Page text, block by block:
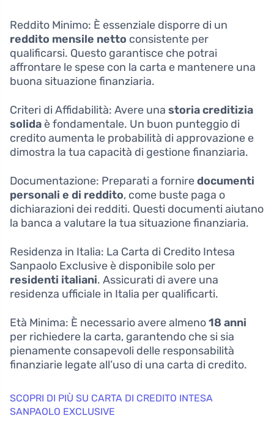
Reddito Minimo: È essenziale disporre di un
reddito mensile netto consistente per
qualificarsi. Questo garantisce che potrai
affrontare le spese con la carta e mantenere una
buona situazione finanziaria.
Criteri di Affidabilità: Avere una storia creditizia
solida è fondamentale. Un buon punteggio di
credito aumenta le probabilità di approvazione e
dimostra la tua capacità di gestione finanziaria.
Documentazione: Preparati a forniredocumenti
personali e di reddito, come buste paga o
dichiarazioni dei redditi. Questi documenti aiutano
la banca a valutare la tua situazione finanziaria.
Residenza in Italia: La Carta di Credito Intesa
Sanpaolo Exclusive è disponibile solo per
residenti italiani. Assicurati di avere una
residenza ufficiale in Italia per qualificarti.
Età Minima: È necessario avere almeno18 anni
per richiedere la carta, garantendo che si sia
pienamente consapevoli delle responsabilità
finanziarie legate all’uso di una carta di credito.
SCOPRI DI PIÙ SU CARTA DI CREDITO INTESA
SANPAOLO EXCLUSIVE